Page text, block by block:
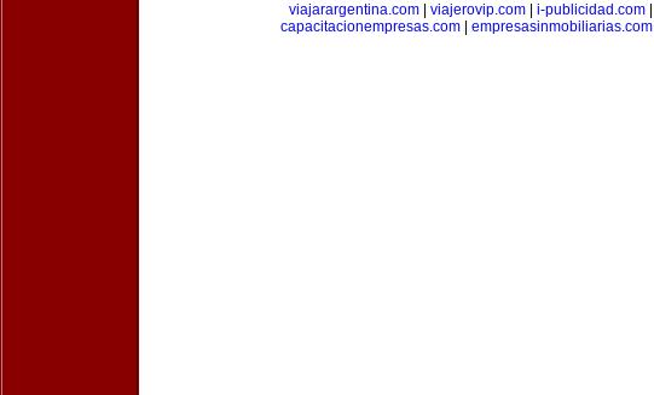
viajarargentina.com| viajerovip.com| i-publicidad.com|
capacitacionempresas.com
empresasinmobiliarias.com